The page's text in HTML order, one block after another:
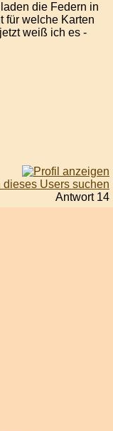
die Federn in
für welche Karten
weiß ich es -
Antwort 14